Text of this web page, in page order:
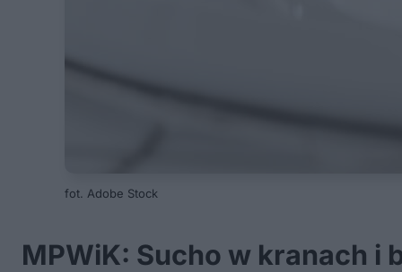
fot. Adobe Stock
MPWiK: Sucho w kranach i